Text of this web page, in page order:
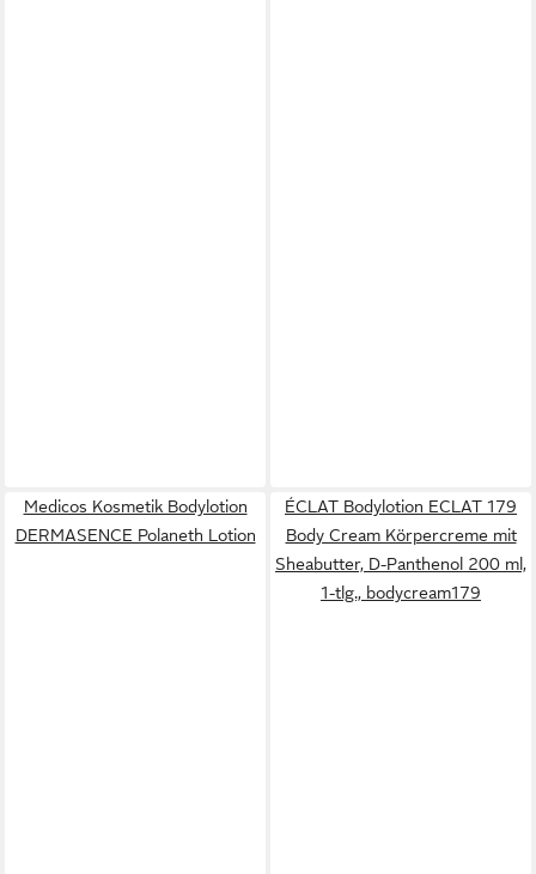
Medicos Kosmetik Bodylotion
DERMASENCE Polaneth Lotion
ÉCLAT Bodylotion ECLAT 179
Body Cream Körpercreme mit
Sheabutter, D-Panthenol 200 ml,
1-tlg., bodycream179